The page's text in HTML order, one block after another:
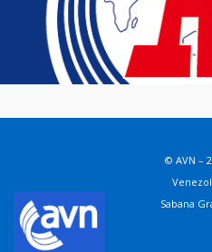
© AVN –
Sabana